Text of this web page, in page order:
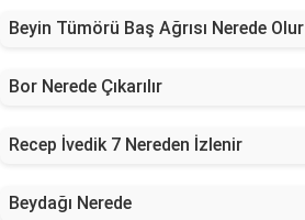
Beyin Tümörü Baş Ağrısı Nerede Olur
Bor Nerede Çıkarılır
Recep İvedik 7 Nereden İzlenir
Beydağı Nerede